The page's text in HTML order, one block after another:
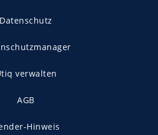
Datenschutz
verwalten
AGB
Hinweis